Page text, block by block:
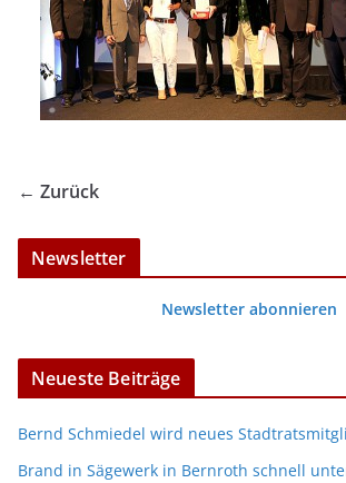
← Zurück
Newsletter
Newsletter abonnieren
Neueste Beiträge
Bernd Schmiedel wird neues
Brand in Sägewerk in Bernroth schnell